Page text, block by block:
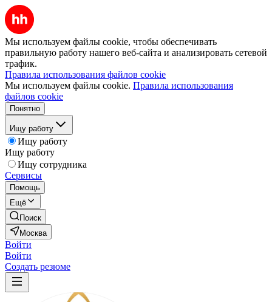
Мы используем файлы cookie, чтобы обеспечивать
правильную работу нашего веб-сайта и анализировать сетевой
трафик.
Правила использования файлов cookie
Мы используем файлы cookie. Правила использования
файлов cookie
Понятно
Ищу работу
Ищу работу
Ищу работу
Ищу сотрудника
Сервисы
Помощь
Ещё
Поиск
Москва
Войти
Войти
Создать резюме